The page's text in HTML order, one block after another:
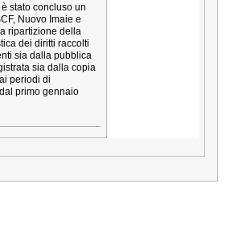
stato concluso un
Nuovo Imaie e
ripartizione della
dei diritti raccolti
sia dalla pubblica
sia dalla copia
periodi di
primo gennaio